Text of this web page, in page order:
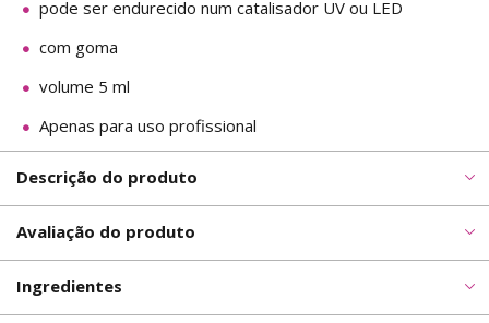
pode ser endurecido num catalisador UV ou LED
com goma
volume 5 ml
Apenas para uso profissional
Descrição do produto
Avaliação do produto
Ingredientes